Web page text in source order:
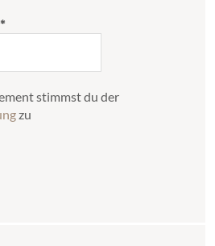
*
stimmst du der
zu